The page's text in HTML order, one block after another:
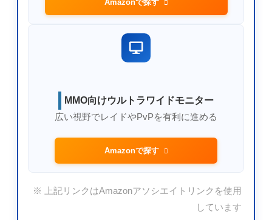
Amazonで探す
MMO向けウルトラワイドモニター
広い視野でレイドやPvPを有利に進める
Amazonで探す
※ 上記リンクはAmazonアソシエイトリンクを使用
しています